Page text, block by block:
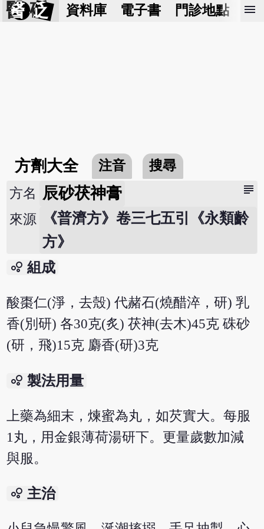
醫 砭 資料庫 電子書 門診地點 預
menu
方劑大全 注音 搜尋
subject
方名 辰砂茯神膏
來源
《普濟方》卷三七五引《永類齡
方》
bubble_chart 組成
酸棗仁(淨，去殼) 代赭石(燒醋淬，研) 乳
香(別研) 各30克(炙) 茯神(去木)45克 硃砂
(研，飛)15克 麝香(研)3克
bubble_chart 製法用量
上藥為細末，煉蜜為丸，如芡實大。每服
1丸，用金銀薄荷湯研下。更量歲數加減
與服。
bubble_chart 主治